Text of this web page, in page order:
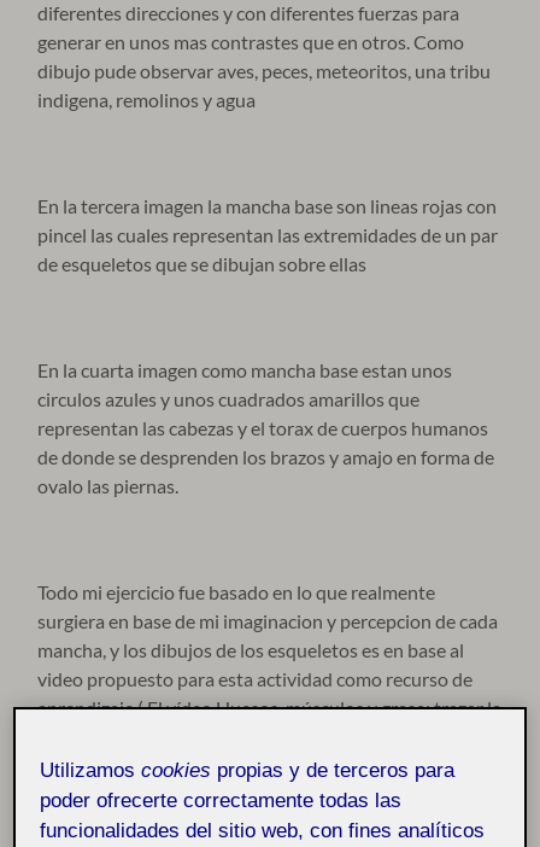
diferentes direcciones y con diferentes fuerzas para
generar en unos mas contrastes que en otros. Como
dibujo pude observar aves, peces, meteoritos, una tribu
indigena, remolinos y agua
En la tercera imagen la mancha base son lineas rojas con
pincel las cuales representan las extremidades de un par
de esqueletos que se dibujan sobre ellas
En la cuarta imagen como mancha base estan unos
circulos azules y unos cuadrados amarillos que
representan las cabezas y el torax de cuerpos humanos
de donde se desprenden los brazos y amajo en forma de
ovalo las piernas.
Todo mi ejercicio fue basado en lo que realmente
surgiera en base de mi imaginacion y percepcion de cada
mancha, y los dibujos de los esqueletos es en base al
video propuesto para esta actividad como recurso de
aprendizaje ( El vídeo Huesos, músculos y grasa: trazar la
alguien lo quiere ver.
Utilizamoscookies propias y de terceros para
poder ofrecerte correctamente todas las
funcionalidades del sitio web, con fines analíticos